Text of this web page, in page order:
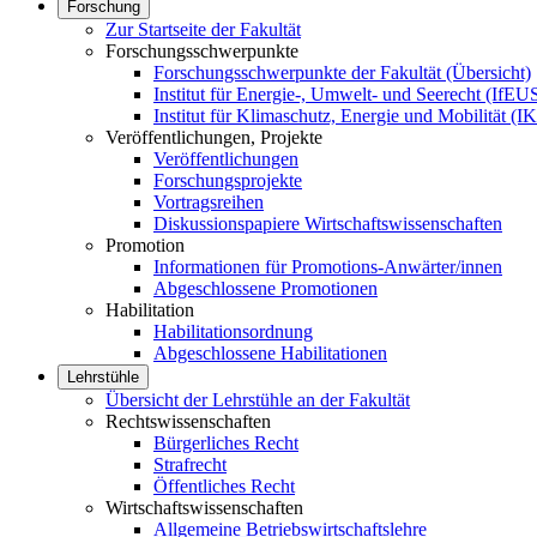
Forschung
Zur Startseite der Fakultät
Forschungsschwerpunkte
Forschungsschwerpunkte der Fakultät (Übersicht)
Institut für Energie-, Umwelt- und Seerecht
Institut für Klimaschutz, Energie und Mobilität
Veröffentlichungen, Projekte
Veröffentlichungen
Forschungsprojekte
Vortragsreihen
Diskussionspapiere Wirtschaftswissenschaften
Promotion
Informationen für Promotions-Anwärter/innen
Abgeschlossene Promotionen
Habilitation
Habilitationsordnung
Abgeschlossene Habilitationen
Lehrstühle
Übersicht der Lehrstühle an der Fakultät
Rechtswissenschaften
Bürgerliches Recht
Strafrecht
Öffentliches Recht
Wirtschaftswissenschaften
Allgemeine Betriebswirtschaftslehre